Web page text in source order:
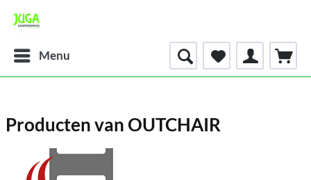
Menu
Producten van OUTCHAIR